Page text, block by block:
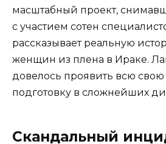
масштабный проект,
с участием сотен
рассказывает реальную
женщин из плена в Ираке.
довелось проявить всю
подготовку в сложнейших
Скандальный